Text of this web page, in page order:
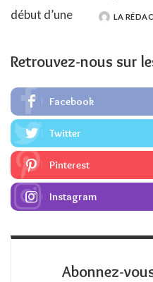
POSTED
LA
Retrouvez-nous sur
Facebook
Twitter
Pinterest
Instagram
Abonnez-